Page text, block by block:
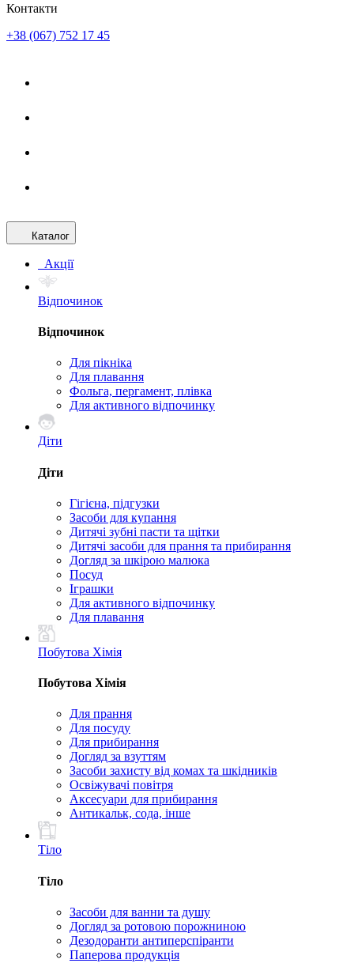
Контакти
+38 (067) 752 17 45
Каталог
Акції
Відпочинок
Відпочинок
Для пікніка
Для плавання
Фольга, пергамент, плівка
Для активного відпочинку
Діти
Діти
Гігієна, підгузки
Засоби для купання
Дитячі зубні пасти та щітки
Дитячі засоби для прання та прибирання
Догляд за шкірою малюка
Посуд
Іграшки
Для активного відпочинку
Для плавання
Побутова Хімія
Побутова Хімія
Для прання
Для посуду
Для прибирання
Догляд за взуттям
Засоби захисту від комах та шкідників
Освіжувачі повітря
Аксесуари для прибирання
Антикальк, сода, інше
Тіло
Тіло
Засоби для ванни та душу
Догляд за ротовою порожниною
Дезодоранти антиперспіранти
Паперова продукція